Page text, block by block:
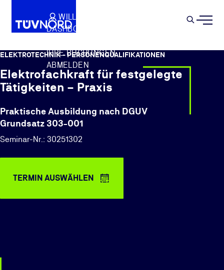
Springe zum Hauptinhalt
WILLKOMMEN
DASHBOARD
IHRE BUCHUNGEN
ABMELDEN
ELEKTROTECHNIK - PERSONENQUALIFIKATIONEN
Elektrofachkraft für festgelegte
Tätigkeiten – Praxis
Praktische Ausbildung nach DGUV
Grundsatz 303-001
Seminar-Nr.: 30251302
TERMIN AUSWÄHLEN